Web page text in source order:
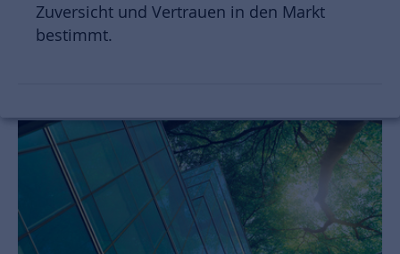
Zuversicht und Vertrauen in den Markt
bestimmt.